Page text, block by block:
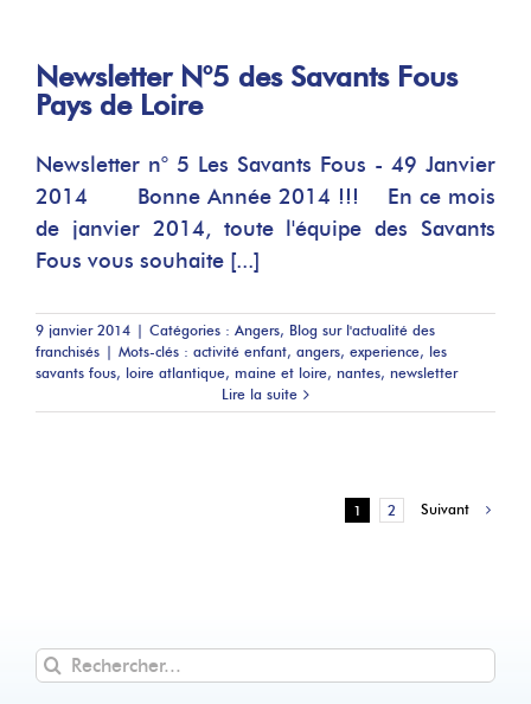
Newsletter N°5 des Savants Fous
Pays de Loire
Newsletter n° 5 Les Savants Fous - 49 Janvier
2014 Bonne Année 2014 !!! En ce mois
de janvier 2014, toute l'équipe des Savants
Fous vous souhaite [...]
9 janvier 2014 | Catégories : Angers, Blog sur l'actualité des
franchisés | Mots-clés : activité enfant, angers, experience, les
savants fous, loire atlantique, maine et loire, nantes, newsletter
Lire la suite
1 2 Suivant
Rechercher